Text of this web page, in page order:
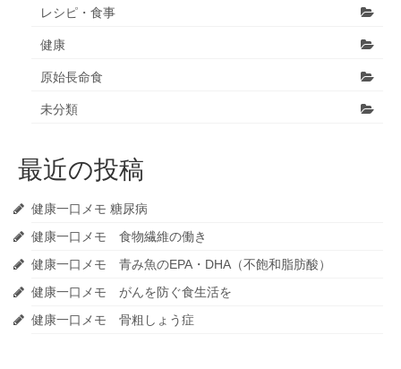
レシピ・食事
健康
原始長命食
未分類
最近の投稿
健康一口メモ 糖尿病
健康一口メモ 食物繊維の働き
健康一口メモ 青み魚のEPA・DHA（不飽和脂肪酸）
健康一口メモ がんを防ぐ食生活を
健康一口メモ 骨粗しょう症